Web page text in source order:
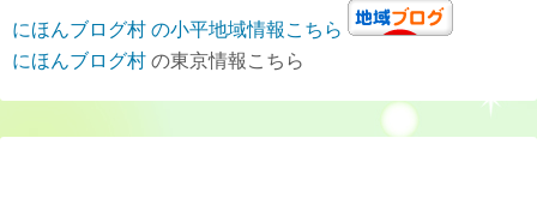
にほんブログ村 の小平地域情報こちら
にほんブログ村 の東京情報こちら